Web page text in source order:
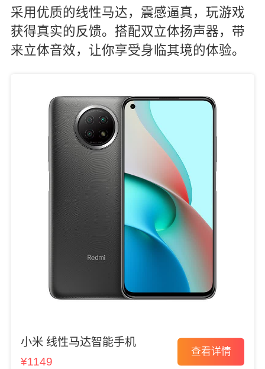
采用优质的线性马达，震感逼真，玩游戏
获得真实的反馈。搭配双立体扬声器，带
来立体音效，让你享受身临其境的体验。
小米 线性马达智能手机
¥1149
查看详情